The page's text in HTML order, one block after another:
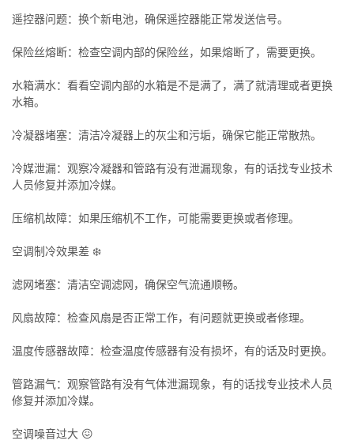
遥控器问题：换个新电池，确保遥控器能正常发送信号。
保险丝熔断：检查空调内部的保险丝，如果熔断了，需要更换。
水箱满水：看看空调内部的水箱是不是满了，满了就清理或者更换
水箱。
冷凝器堵塞：清洁冷凝器上的灰尘和污垢，确保它能正常散热。
冷媒泄漏：观察冷凝器和管路有没有泄漏现象，有的话找专业技术
人员修复并添加冷媒。
压缩机故障：如果压缩机不工作，可能需要更换或者修理。
空调制冷效果差 ❄️
滤网堵塞：清洁空调滤网，确保空气流通顺畅。
风扇故障：检查风扇是否正常工作，有问题就更换或者修理。
温度传感器故障：检查温度传感器有没有损坏，有的话及时更换。
管路漏气：观察管路有没有气体泄漏现象，有的话找专业技术人员
修复并添加冷媒。
空调噪音过大 😖